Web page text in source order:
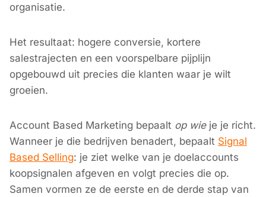
organisatie.
Het resultaat: hogere conversie, kortere
salestrajecten en een voorspelbare pijplijn
opgebouwd uit precies die klanten waar je wilt
groeien.
Account Based Marketing bepaalt op wieje je richt.
Wanneer je die bedrijven benadert, bepaalt Signal
Based Selling: je ziet welke van je doelaccounts
koopsignalen afgeven en volgt precies die op.
Samen vormen ze de eerste en de derde stap van